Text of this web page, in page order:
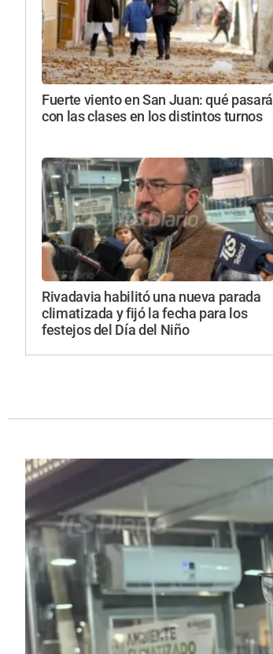
Fuerte viento en San Juan: qué pasará
con las clases en los distintos turnos
Rivadavia habilitó una nueva parada
climatizada y fijó la fecha para los
festejos del Día del Niño